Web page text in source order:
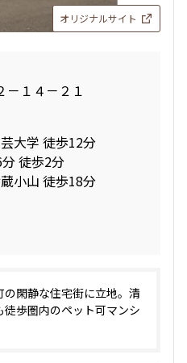
オリジナルサイト
－１４－２１
大学 徒歩12分
徒歩2分
小山 徒歩18分
閑静な住宅街に立地。清
歩圏内のペット可マンシ